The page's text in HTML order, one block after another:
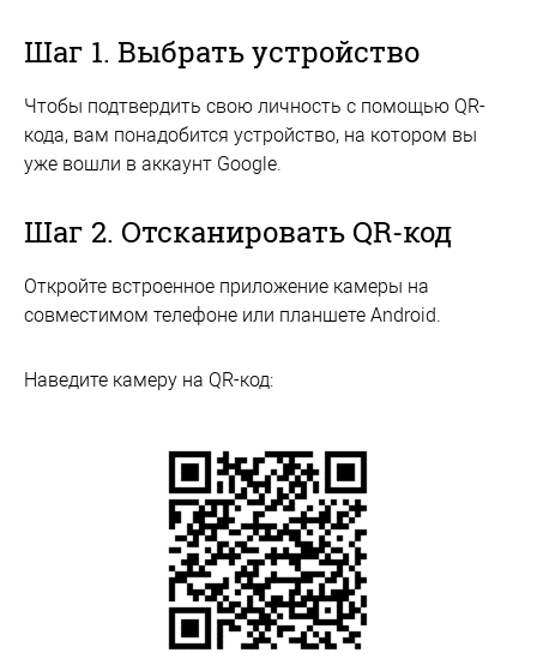
Шаг 1. Выбрать устройство
Чтобы подтвердить свою личность с помощью QR-
кода, вам понадобится устройство, на котором вы
уже вошли в аккаунт Google.
Шаг 2. Отсканировать QR-код
Откройте встроенное приложение камеры на
совместимом телефоне или планшете Android.
Наведите камеру на QR-код: